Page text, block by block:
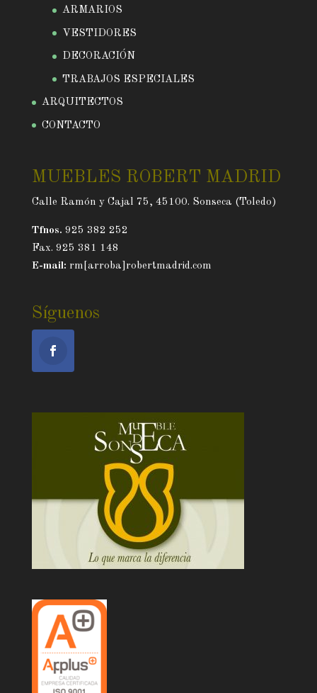
ARMARIOS
VESTIDORES
DECORACIÓN
TRABAJOS ESPECIALES
ARQUITECTOS
CONTACTO
MUEBLES ROBERT MADRID
Calle Ramón y Cajal 75, 45100. Sonseca (Toledo)
Tfnos. 925 382 252
Fax. 925 381 148
E-mail: rm[arroba]robertmadrid.com
Síguenos